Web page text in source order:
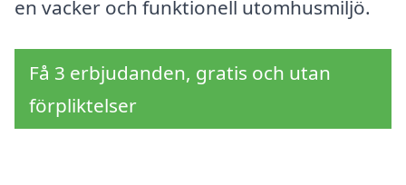
en vacker och funktionell utomhusmiljö.
Få 3 erbjudanden, gratis och utan
förpliktelser